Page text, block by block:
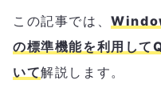
この記事では、
の標準機能を利用して
いて解説します。